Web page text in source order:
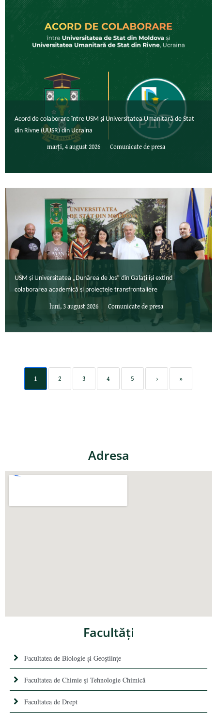
Acord de colaborare între USM și Universitatea Umanitară de Stat
din Rivne (UUSR) din Ucraina
marți, 4 august 2026 Comunicate de presa
USM și Universitatea „Dunărea de Jos” din Galați își extind
colaborarea academică și proiectele transfrontaliere
luni, 3 august 2026 Comunicate de presa
1 2 3 4 5 › »
Adresa
Facultăţi
Facultatea de Biologie și Geoștiințe
Facultatea de Chimie şi Tehnologie Chimică
Facultatea de Drept